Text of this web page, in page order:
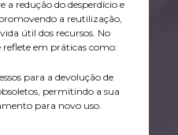
a redução do desperdício e
a reutilização,
útil dos recursos. No
reflete em práticas como:
para a devolução de
permitindo a sua
para novo uso.